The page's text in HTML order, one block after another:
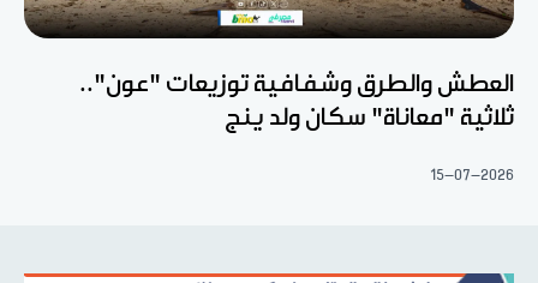
العطش والطرق وشفافية توزيعات "عون"..
ثلاثية "معاناة" سكان ولد ينج
15-07-2026